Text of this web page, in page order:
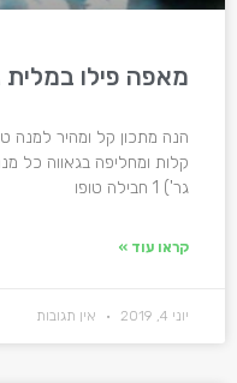
מאפה פילו במלית
הנה מתכון קל ומהיר למנה
גר') 1 חבילה טופו
קראו עוד »
יוני 4, 2019 אין תגובות